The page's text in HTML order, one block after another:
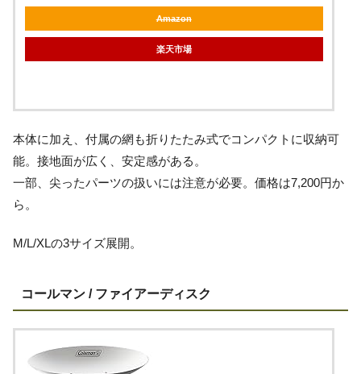
Amazon
楽天市場
本体に加え、付属の網も折りたたみ式でコンパクトに収納可
能。接地面が広く、安定感がある。
一部、尖ったパーツの扱いには注意が必要。価格は7,200円か
ら。
M/L/XLの3サイズ展開。
コールマン / ファイアーディスク